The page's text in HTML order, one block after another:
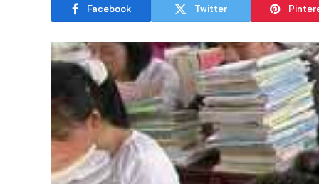
Facebook Twitter